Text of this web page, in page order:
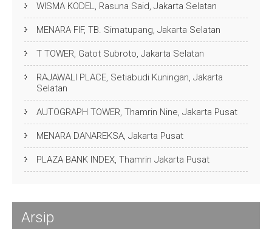
WISMA KODEL, Rasuna Said, Jakarta Selatan
MENARA FIF, TB. Simatupang, Jakarta Selatan
T TOWER, Gatot Subroto, Jakarta Selatan
RAJAWALI PLACE, Setiabudi Kuningan, Jakarta
Selatan
AUTOGRAPH TOWER, Thamrin Nine, Jakarta Pusat
MENARA DANAREKSA, Jakarta Pusat
PLAZA BANK INDEX, Thamrin Jakarta Pusat
Arsip